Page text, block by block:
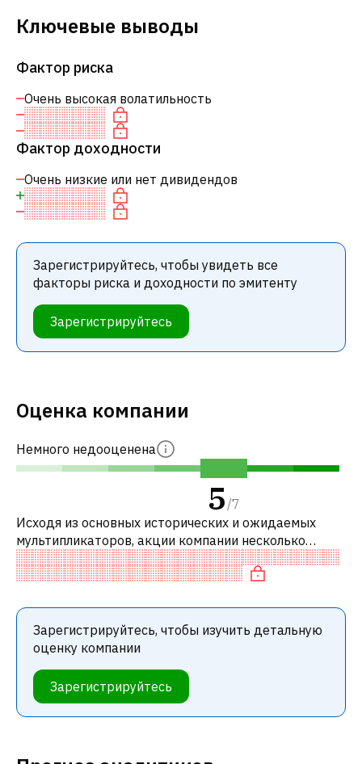
Ключевые выводы
Фактор риска
Очень высокая волатильность
Фактор доходности
Очень низкие или нет дивидендов
Зарегистрируйтесь, чтобы увидеть все
факторы риска и доходности по эмитенту
Зарегистрируйтесь
Оценка компании
Немного недооценена
5 /7
Исходя из основных исторических и ожидаемых
мультипликаторов, акции компании несколько
недооценены по сравнению с аналогичными
компаниями. В частности, акция компании нед
Зарегистрируйтесь, чтобы изучить детальную
оценку компании
Зарегистрируйтесь